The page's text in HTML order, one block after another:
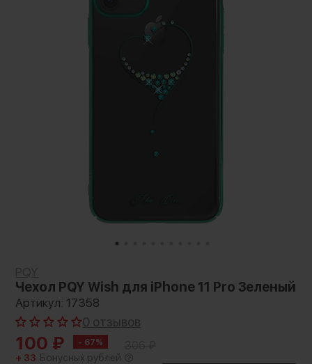
Чехол PQY Wish для iPhone 11 Pro Зеленый
Артикул: 17358
0 отзывов
100 ₽ - 67%
+ 33 Бонусных рублей